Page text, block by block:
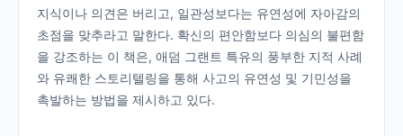
지식이나 의견은 버리고, 일관성보다는 유연성에 자아감의
초점을 맞추라고 말한다. 확신의 편안함보다 의심의 불편함
을 강조하는 이 책은, 애덤 그랜트 특유의 풍부한 지적 사례
와 유쾌한 스토리텔링을 통해 사고의 유연성 및 기민성을
촉발하는 방법을 제시하고 있다.